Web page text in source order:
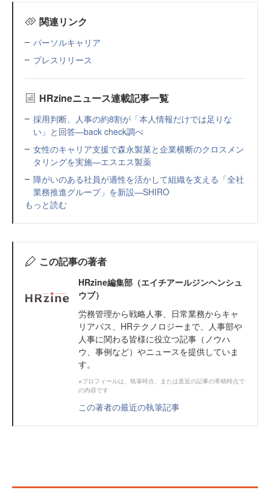
関連リンク
パーソルキャリア
プレスリリース
HRzineニュース連載記事一覧
採用判断、人事の約8割が「本人情報だけでは足りな
い」と回答—back check調べ
女性のキャリア支援で森永製菓と企業横断のクロスメン
タリングを実施—エスエス製薬
障がいのある社員が適性を活かして組織を支える「全社
業務推進グループ」を新設—SHIRO
もっと読む
この記事の著者
HRzine編集部（エイチアールジンヘンシュ
ウブ）
労務管理から戦略人事、日常業務からキャ
リアパス、HRテクノロジーまで、人事部や
人事に関わる皆様に役立つ記事（ノウハ
ウ、事例など）やニュースを提供していま
す。
※プロフィールは、執筆時点、または直近の記事の寄稿時点で
の内容です
この著者の最近の執筆記事